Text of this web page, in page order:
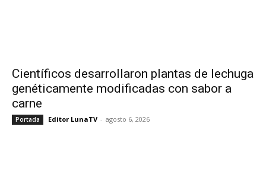
Científicos desarrollaron plantas de lechuga
genéticamente modificadas con sabor a
carne
Portada Editor LunaTV - agosto 6, 2026